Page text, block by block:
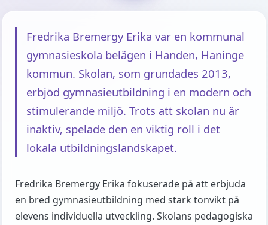
Fredrika Bremergy Erika var en kommunal
gymnasieskola belägen i Handen, Haninge
kommun. Skolan, som grundades 2013,
erbjöd gymnasieutbildning i en modern och
stimulerande miljö. Trots att skolan nu är
inaktiv, spelade den en viktig roll i det
lokala utbildningslandskapet.
Fredrika Bremergy Erika fokuserade på att erbjuda
en bred gymnasieutbildning med stark tonvikt på
elevens individuella utveckling. Skolans pedagogiska